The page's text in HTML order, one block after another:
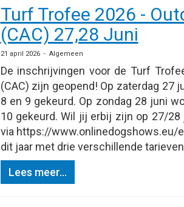
Turf Trofee 2026 -
(CAC) 27,28 Juni
21 april 2026 - Algemeen
De inschrijvingen voor de Turf
(CAC) zijn geopend! Op zaterdag 27
8 en 9 gekeurd. Op zondag 28 juni
10 gekeurd. Wil jij erbij zijn op 27/
via https://www.onlinedogshows.eu/
dit jaar met drie verschillende
Lees meer...